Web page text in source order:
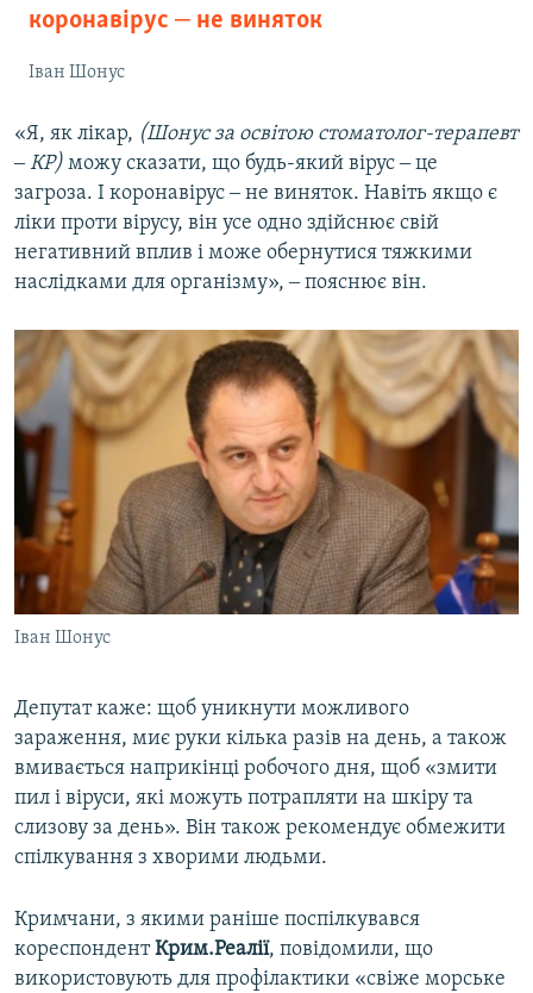
коронавірус ‒ не виняток
Іван Шонус
«Я, як лікар, (Шонус за освітою стоматолог-терапевт
‒ КР) можу сказати, що будь-який вірус ‒ це
загроза. І коронавірус ‒ не виняток. Навіть якщо є
ліки проти вірусу, він усе одно здійснює свій
негативний вплив і може обернутися тяжкими
наслідками для організму», ‒ пояснює він.
Іван Шонус
Депутат каже: щоб уникнути можливого
зараження, миє руки кілька разів на день, а також
вмивається наприкінці робочого дня, щоб «змити
пил і віруси, які можуть потрапляти на шкіру та
слизову за день». Він також рекомендує обмежити
спілкування з хворими людьми.
Кримчани, з якими раніше поспілкувався
кореспондентКрим.Реалії, повідомили, що
використовують для профілактики «свіже морське